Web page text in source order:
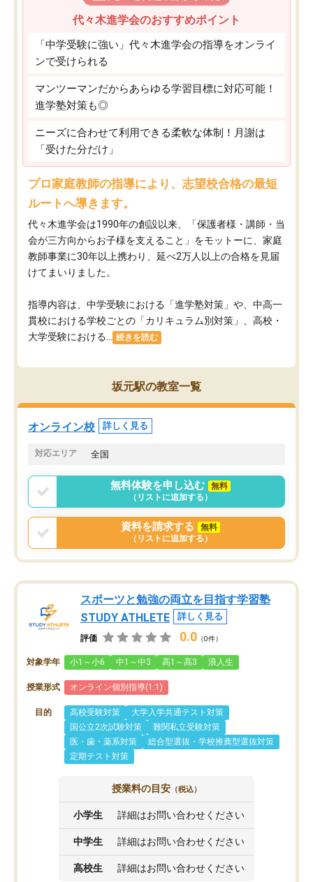
代々木進学会のおすすめポイント
「中学受験に強い」代々木進学会の指導をオンライ
ンで受けられる
マンツーマンだからあらゆる学習目標に対応可能！
進学塾対策も◎
ニーズに合わせて利用できる柔軟な体制！月謝は
「受けた分だけ」
プロ家庭教師の指導により、志望校合格の最短
ルートへ導きます。
代々木進学会は1990年の創設以来、「保護者様・講師・当
会が三方向からお子様を支えること」をモットーに、家庭
教師事業に30年以上携わり、延べ2万人以上の合格を見届
けてまいりました。
指導内容は、中学受験における「進学塾対策」や、中高一
貫校における学校ごとの「カリキュラム別対策」、高校・
大学受験における...
続きを読む
坂元駅の教室一覧
オンライン校 詳しく見る
対応エリア 全国
無料体験を申し込む
無料
（リストに追加する）
資料を請求する
無料
（リストに追加する）
スポーツと勉強の両立を目指す学習塾
STUDY ATHLETE
詳しく見る
評価 0.0 （0件）
対象学年 小1～小6 中1～中3 高1～高3 浪人生
授業形式 オンライン個別指導(1:1)
目的 高校受験対策
大学入学共通テスト対策
国公立2次試験対策
難関私立受験対策
医・歯・薬系対策
総合型選抜・学校推薦型選抜対策
定期テスト対策
授業料の目安 （税込）
小学生 詳細はお問い合わせください
中学生 詳細はお問い合わせください
高校生 詳細はお問い合わせください